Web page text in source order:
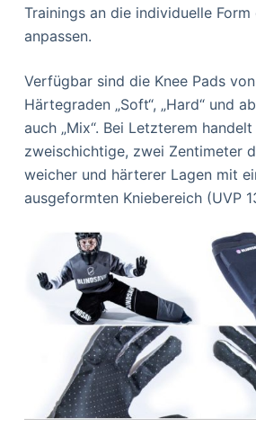
Trainings an die individuelle Form
anpassen.
Verfügbar sind die Knee Pads
Härtegraden „Soft“, „Hard“ und
auch „Mix“. Bei Letzterem
zweischichtige, zwei Zentimeter
weicher und härterer Lagen mit
ausgeformten Kniebereich (UVP